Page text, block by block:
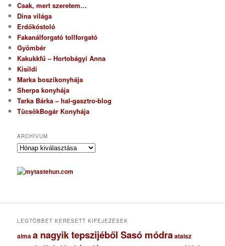
Csak, mert szeretem…
Dina világa
Erdőkóstoló
Fakanálforgató tollforgató
Gyömbér
Kakukkfű – Hortobágyi Anna
Kisildi
Marka boszikonyhája
Sherpa konyhája
Tarka Bárka – hal-gasztro-blog
TücsökBogár Konyhája
ARCHÍVUM
A
c
h
u
LEGTÖBBET KERESETT KIFEJEZÉSEK
almaa nagyik tepszijéből Sasó módraataisz